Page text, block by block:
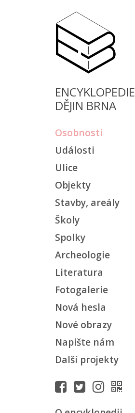
ENCYKLOPEDIE
DĚJIN BRNA
Osobnosti
Události
Ulice
Objekty
Stavby, areály
Školy
Spolky
Archeologie
Literatura
Fotogalerie
Nová hesla
Nové obrazy
Napište nám
Další projekty